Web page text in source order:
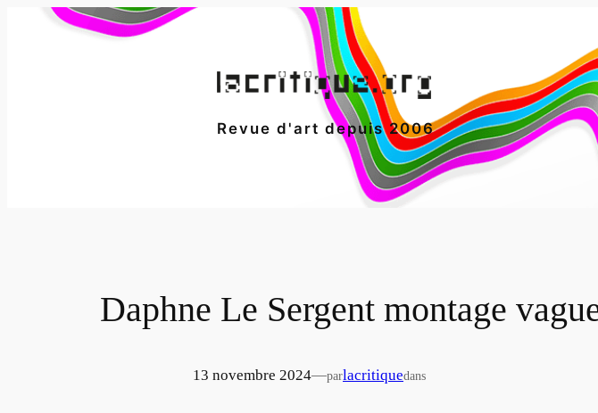
Revue d'art depuis 2006
Daphne Le Sergent montage
13 novembre 2024—parlacritiquedans